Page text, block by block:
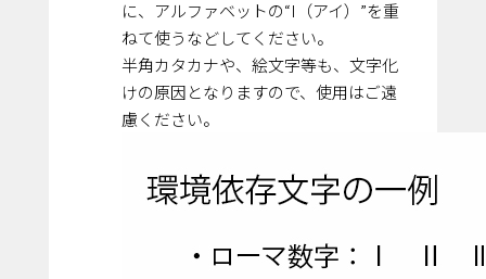
に、アルファベットの“I（アイ）”を重
ねて使うなどしてください。
半角カタカナや、絵文字等も、文字化
けの原因となりますので、使用はご遠
慮ください。